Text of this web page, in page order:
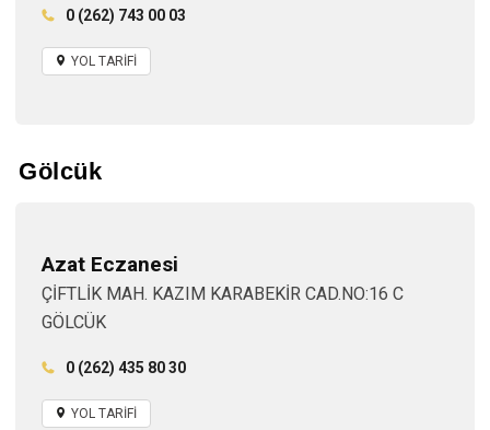
0 (262) 743 00 03
YOL TARİFİ
Gölcük
Azat Eczanesi
ÇİFTLİK MAH. KAZIM KARABEKİR CAD.NO:16 C
GÖLCÜK
0 (262) 435 80 30
YOL TARİFİ